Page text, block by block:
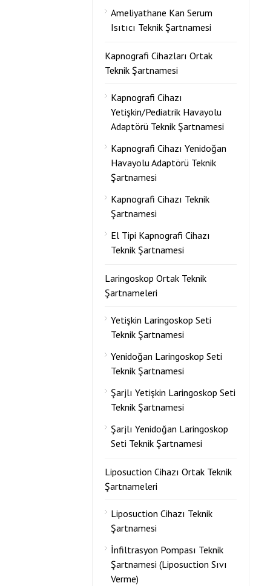
Ameliyathane Kan Serum
Isıtıcı Teknik Şartnamesi
Kapnografi Cihazları Ortak
Teknik Şartnamesi
Kapnografi Cihazı
Yetişkin/Pediatrik Havayolu
Adaptörü Teknik Şartnamesi
Kapnografi Cihazı Yenidoğan
Havayolu Adaptörü Teknik
Şartnamesi
Kapnografi Cihazı Teknik
Şartnamesi
El Tipi Kapnografi Cihazı
Teknik Şartnamesi
Laringoskop Ortak Teknik
Şartnameleri
Yetişkin Laringoskop Seti
Teknik Şartnamesi
Yenidoğan Laringoskop Seti
Teknik Şartnamesi
Şarjlı Yetişkin Laringoskop Seti
Teknik Şartnamesi
Şarjlı Yenidoğan Laringoskop
Seti Teknik Şartnamesi
Liposuction Cihazı Ortak Teknik
Şartnameleri
Liposuction Cihazı Teknik
Şartnamesi
İnfiltrasyon Pompası Teknik
Şartnamesi (Liposuction Sıvı
Verme)